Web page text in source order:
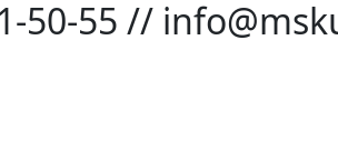
50-55 //